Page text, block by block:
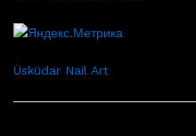
Üsküdar Nail Art